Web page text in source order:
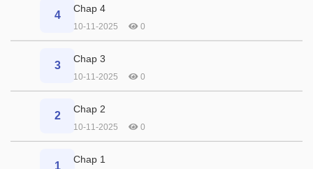
4
Chap 4
10-11-2025 0
3
Chap 3
10-11-2025 0
2
Chap 2
10-11-2025 0
1
Chap 1